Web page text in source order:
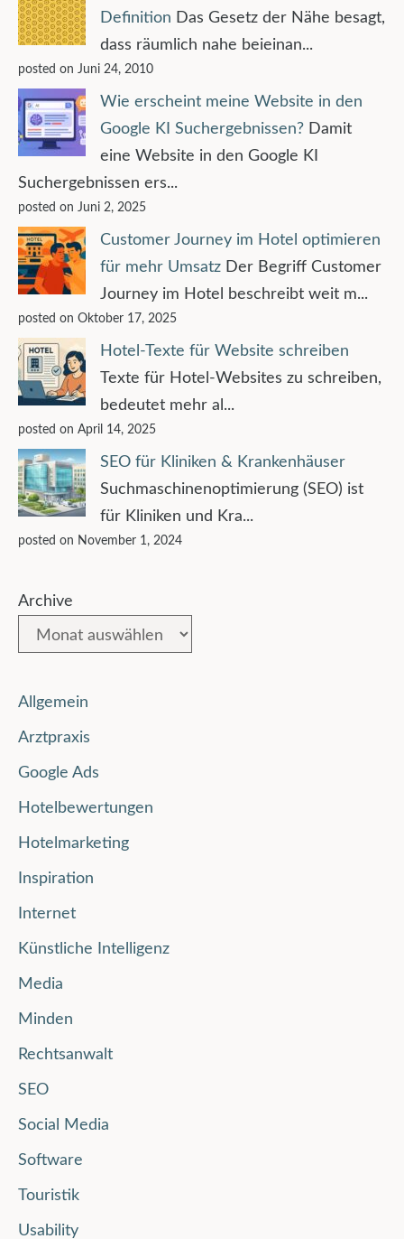
Definition Das Gesetz der Nähe besagt,
dass räumlich nahe beieinan...
posted on Juni 24, 2010
Wie erscheint meine Website in den
Google KI Suchergebnissen? Damit
eine Website in den Google KI
Suchergebnissen ers...
posted on Juni 2, 2025
Customer Journey im Hotel optimieren
für mehr Umsatz Der Begriff Customer
Journey im Hotel beschreibt weit m...
posted on Oktober 17, 2025
Hotel-Texte für Website schreiben
Texte für Hotel-Websites zu schreiben,
bedeutet mehr al...
posted on April 14, 2025
SEO für Kliniken & Krankenhäuser
Suchmaschinenoptimierung (SEO) ist
für Kliniken und Kra...
posted on November 1, 2024
Archive
Allgemein
Arztpraxis
Google Ads
Hotelbewertungen
Hotelmarketing
Inspiration
Internet
Künstliche Intelligenz
Media
Minden
Rechtsanwalt
SEO
Social Media
Software
Touristik
Usability